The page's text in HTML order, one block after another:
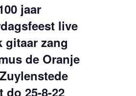
jaar
live
gitaar zang
de Oranje
do 25-8-22